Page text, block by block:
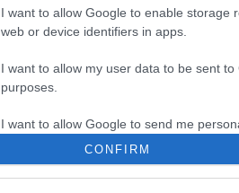
I want to allow Google to enable storage
web or device identifiers in apps.
I want to allow my user data to be sent
purposes.
I want to allow Google to send me
I want to allow Google to enable storage
CONFIRM